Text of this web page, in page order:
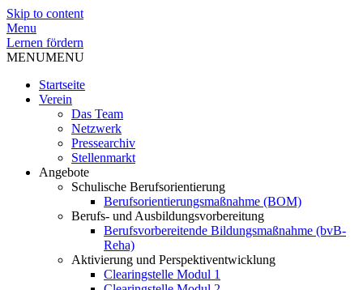
Skip to content
Menu
Lernen fördern
MENUMENU
Startseite
Verein
Das Team
Netzwerk
Pressearchiv
Stellenmarkt
Angebote
Schulische Berufsorientierung
Berufsorientierungsmaßnahme (BOM)
Berufs- und Ausbildungsvorbereitung
Berufsvorbereitende Bildungsmaßnahme (bvB-
Reha)
Aktivierung und Perspektiventwicklung
Clearingstelle Modul 1